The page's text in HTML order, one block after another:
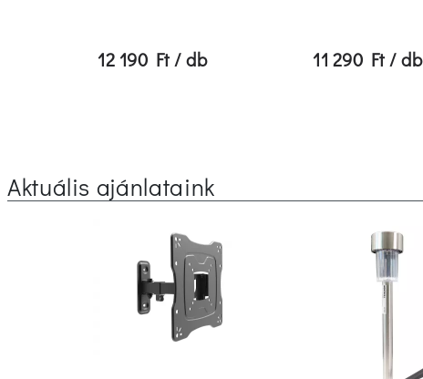
12 190 Ft / db 11 290 Ft / db
Aktuális ajánlataink